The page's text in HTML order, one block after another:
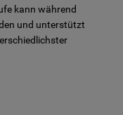
kann während
und unterstützt